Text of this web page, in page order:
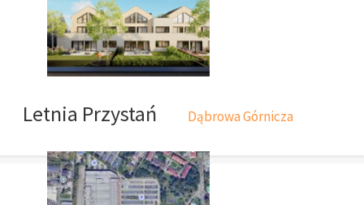
Letnia Przystań Dąbrowa Górnicza